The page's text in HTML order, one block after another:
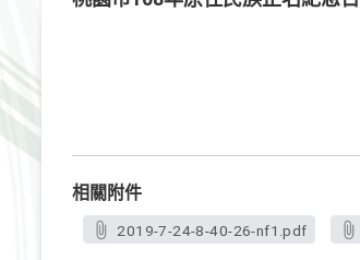
相關附件
2019-7-24-8-40-26-nf1.pdf